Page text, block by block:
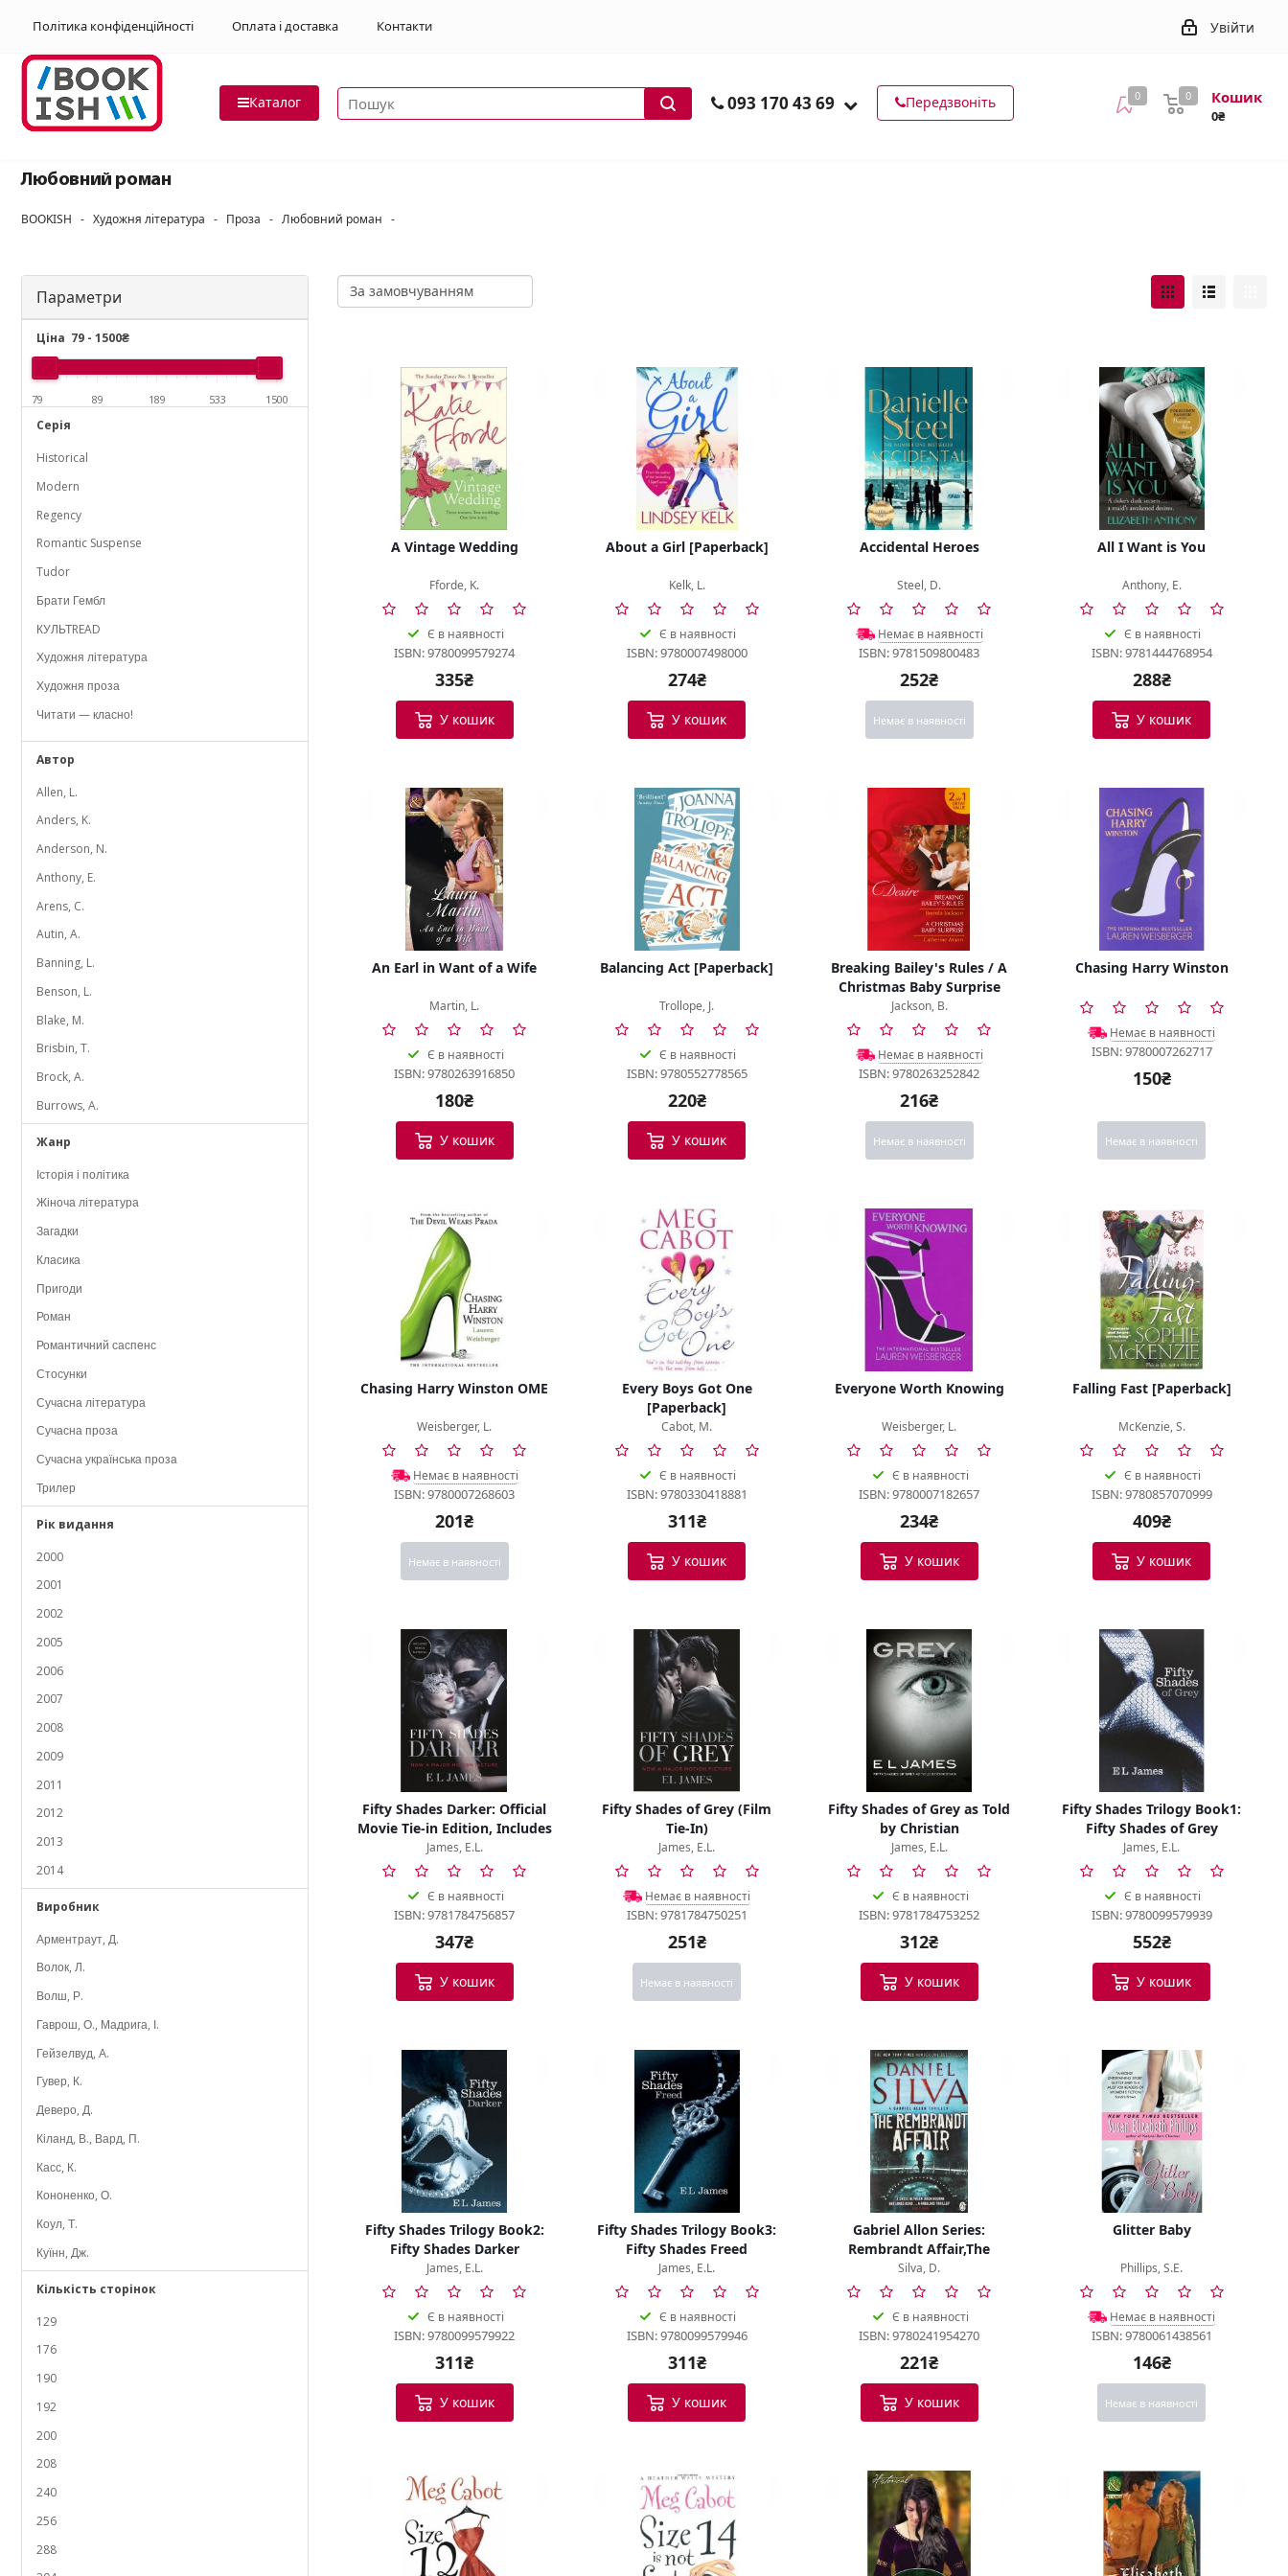
Політика конфіденційності Оплата і доставка Контакти Увійти
Каталог Пошук товарів 093 170 43 69 Передзвоніть 0 Кошик
0₴
0
Любовний роман
BOOKISH - Художня література - Проза - Любовний роман -
A Vintage Wedding
Fforde, K.
Є в наявності
ISBN: 9780099579274
335₴
У кошик
About a Girl [Paperback]
Kelk, L.
Є в наявності
ISBN: 9780007498000
274₴
У кошик
Accidental Heroes
Steel, D.
Немає в наявності
ISBN: 9781509800483
252₴
Немає в наявності
All I Want is You
Anthony, E.
Є в наявності
ISBN: 9781444768954
288₴
У кошик
An Earl in Want of a Wife
Martin, L.
Є в наявності
ISBN: 9780263916850
180₴
У кошик
Balancing Act [Paperback]
Trollope, J.
Є в наявності
ISBN: 9780552778565
220₴
У кошик
Breaking Bailey's Rules / A
Christmas Baby Surprise
Jackson, B.
Немає в наявності
ISBN: 9780263252842
216₴
Немає в наявності
Chasing Harry Winston
Немає в наявності
ISBN: 9780007262717
150₴
Немає в наявності
Chasing Harry Winston OME
Weisberger, L.
Немає в наявності
ISBN: 9780007268603
201₴
Немає в наявності
Every Boys Got One
[Paperback]
Cabot, M.
Є в наявності
ISBN: 9780330418881
311₴
У кошик
Everyone Worth Knowing
Weisberger, L.
Є в наявності
ISBN: 9780007182657
234₴
У кошик
Falling Fast [Paperback]
McKenzie, S.
Є в наявності
ISBN: 9780857070999
409₴
У кошик
Fifty Shades Darker: Official
Movie Tie-in Edition, Includes
Bonus Material
James, E.L.
Є в наявності
ISBN: 9781784756857
347₴
У кошик
Fifty Shades of Grey (Film
Tie-In)
James, E.L.
Немає в наявності
ISBN: 9781784750251
251₴
Немає в наявності
Fifty Shades of Grey as Told
by Christian
James, E.L.
Є в наявності
ISBN: 9781784753252
312₴
У кошик
Fifty Shades Trilogy Book1:
Fifty Shades of Grey
James, E.L.
Є в наявності
ISBN: 9780099579939
552₴
У кошик
Fifty Shades Trilogy Book2:
Fifty Shades Darker
James, E.L.
Є в наявності
ISBN: 9780099579922
311₴
У кошик
Fifty Shades Trilogy Book3:
Fifty Shades Freed
James, E.L.
Є в наявності
ISBN: 9780099579946
311₴
У кошик
Gabriel Allon Series:
Rembrandt Affair,The
Silva, D.
Є в наявності
ISBN: 9780241954270
221₴
У кошик
Glitter Baby
Phillips, S.E.
Немає в наявності
ISBN: 9780061438561
146₴
Немає в наявності
Параметри
Ціна 79 - 1500₴
79 89 189 533 1500
Серія
Historical
Modern
Regency
Romantic Suspense
Tudor
Брати Гембл
КУЛЬТREAD
Художня література
Художня проза
Читати — класно!
Автор
Allen, L.
Anders, K.
Anderson, N.
Anthony, E.
Arens, C.
Autin, A.
Banning, L.
Benson, L.
Blake, M.
Brisbin, T.
Brock, A.
Burrows, A.
Cabot, M.
Ferrarella, M.
Fforde, K.
Fossen, D.
Fuller, L.
Fuller, M.
Gaston, D.
George, H.
Gilbert, G.
Graham, L.
Green, A.
Hayward, J.
Heath, V.
Herries, A.
Hewitt, K.
Hobbes, E.
Hocking, A.
Jackson, B.
James, E.L.
James, J.
James, S.
Justiss, J.
Kaye, M.
Kelk, L.
Kelly, C.
Kendrick, S.
Kernan, J.
Keyes, M.
Lacombe, L.
Lawrence, K.
Lee, M.
Lee, R.
Locke, N.
Lucas, J.
Жанр
Історія і політика
Жіноча література
Загадки
Класика
Пригоди
Роман
Романтичний саспенс
Стосунки
Сучасна література
Сучасна проза
Сучасна українська проза
Трилер
Художня література
Рік видання
2000
2001
2002
2005
2006
2007
2008
2009
2011
2012
2013
2014
2015
Виробник
Арментраут, Д.
Волок, Л.
Волш, Р.
Гаврош, О., Мадрига, І.
Гейзелвуд, А.
Гувер, К.
Деверо, Д.
Кіланд, В., Вард, П.
Касс, К.
Кононенко, О.
Коул, Т.
Куїнн, Дж.
Лінн, Х.
Кількість сторінок
129
176
190
192
200
208
240
256
288